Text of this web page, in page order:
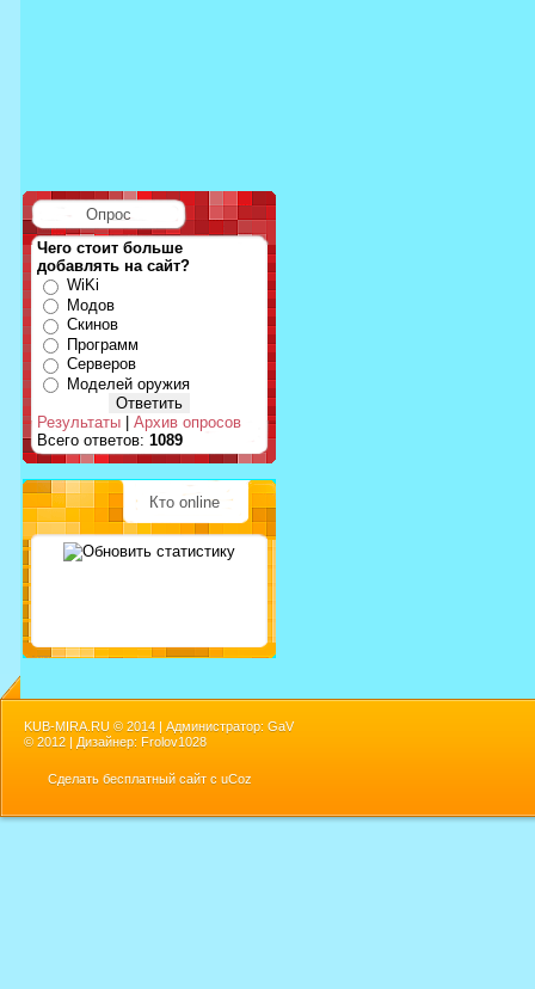
Опрос
Чего стоит больше
добавлять на сайт?
WiKi
Модов
Скинов
Программ
Серверов
Моделей оружия
Результаты
Архив опросов
Всего ответов: 1089
Кто online
KUB-MIRA.RU © 2014 | Администратор: GaV
© 2012 | Дизайнер: Frolov1028
Сделать бесплатный сайт с uCoz